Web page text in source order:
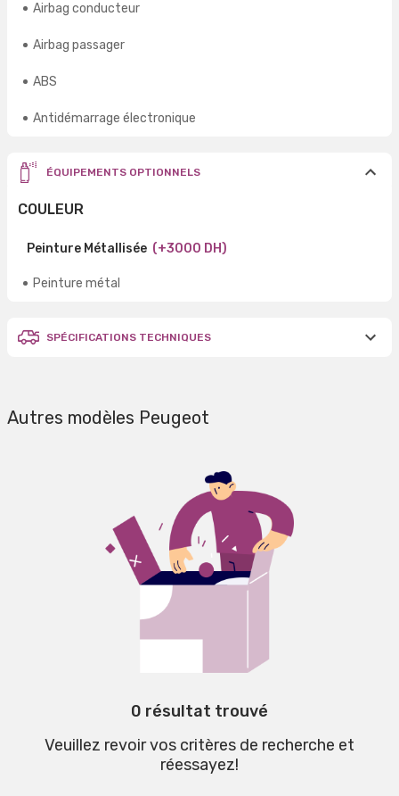
Airbag conducteur
Airbag passager
ABS
Antidémarrage électronique
ÉQUIPEMENTS OPTIONNELS
COULEUR
Peinture Métallisée (+3000 DH)
Peinture métal
SPÉCIFICATIONS TECHNIQUES
Autres modèles Peugeot
0 résultat trouvé
Veuillez revoir vos critères de recherche et
réessayez!